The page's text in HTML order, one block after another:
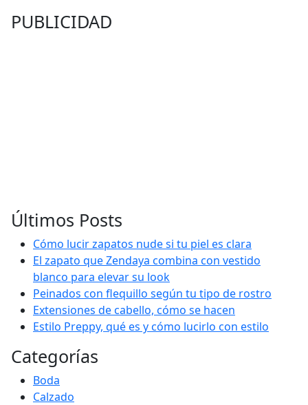
PUBLICIDAD
Últimos Posts
Cómo lucir zapatos nude si tu piel es clara
El zapato que Zendaya combina con vestido
blanco para elevar su look
Peinados con flequillo según tu tipo de rostro
Extensiones de cabello, cómo se hacen
Estilo Preppy, qué es y cómo lucirlo con estilo
Categorías
Boda
Calzado